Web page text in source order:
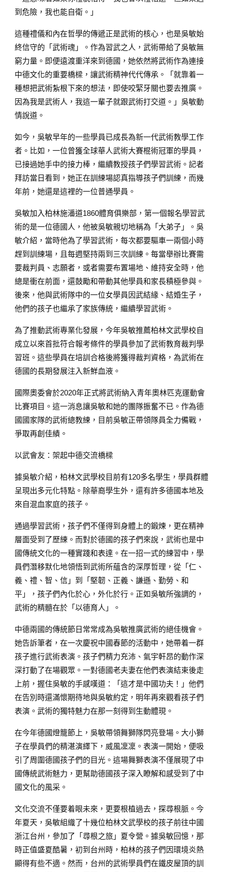
到危險，我也能自衛。」
這種禮儀和內在哲學的傳遞正是武術的核心，也是吳敏始
終信守的「武術魂」。作為習武之人，武術帶給了吳敏無
窮力量。即便遠渡重洋來到德國，她依然將武術作為連接
中德文化的重要橋樑，讓武術精神代代傳承。「就靠着一
種想把武術紮根下來的想法，即使咬緊牙關也要去推廣。
因為我是武術人，我這一輩子就跟武術打交道。」吳敏動
情說道。
如今，吳敏早年的一些學員已成長為新一代武術教學工作
者。比如，一位曾獲全球華人武術大賽棍術冠軍的學員，
已接過她手中的接力棒，繼續教授孩子們學習武術。記者
拜訪當日看到，她正在訓練場認真指導孩子們訓練，而幾
年前，她還是這裡的一位普通學員。
吳敏加入柏林施潘道1860體育俱樂部，第一個報名學習武
術的是一位德國人，他被吳敏親切地稱為「大弟子」。吳
敏介紹，當時他為了學習武術，每次都要驅車一兩個小時
趕到訓練場，且每週堅持兩到三次訓練。每當舉辦比賽需
要裁判員、志願者，或者需要布置場地、維持安全時，他
總是衝在前面，還鼓勵和帶動其他學員和家長積極參與。
後來，他與武術隊中的一位女學員因武結緣、結婚生子，
他們的孩子也繼承了家族傳統，繼續學習武術。
為了推動武術專業化發展，今年吳敏推薦柏林文武學校自
成立以來首批符合報考條件的學員參加了武術教育裁判學
習班。這些學員在培訓合格後將獲得裁判資格，為武術在
德國的長期發展注入新鮮血液。
國際奧委會於2020年正式將武術納入青年奧林匹克運動會
比賽項目。這一消息讓吳敏和她的團隊振奮不已。作為德
國國家隊的武術總教練，目前吳敏正帶領隊員全力備戰，
爭取再創佳績。
以武會友：架起中德交流橋樑
據吳敏介紹，柏林文武學校目前有120多名學生，學員群體
呈現出多元化特點。除華裔學生外，還有許多德國本地及
來自混血家庭的孩子。
通過學習武術，孩子們不僅得到身體上的鍛煉，更在精神
層面受到了歷練。而對於德國的孩子們來說，武術也是中
國傳統文化的一種實踐和表達。在一招一式的練習中，學
員們潛移默化地領悟到武術所蘊含的深厚哲理，從「仁、
義、禮、智、信」到「堅韌、正義、謙遜、勤勞、和
平」，孩子們內化於心，外化於行。正如吳敏所強調的，
武術的精髓在於「以德育人」。
中德兩國的傳統節日常常成為吳敏推廣武術的絕佳機會。
她告訴筆者，在一次慶祝中國春節的活動中，她帶着一群
孩子進行武術表演。孩子們精力充沛、氣宇軒昂的動作深
深打動了在場觀眾。一對德國老夫妻在他們表演結束後走
上前，握住吳敏的手感嘆道：「這才是中國功夫！」他們
在告別時還滿懷期待地與吳敏約定，明年再來觀看孩子們
表演。武術的獨特魅力在那一刻得到生動體現。
在今年德國燈籠節上，吳敏帶領舞獅隊閃亮登場。大小獅
子在學員們的精湛演繹下，威風凜凜。表演一開始，便吸
引了周圍德國孩子們的目光。這場舞獅表演不僅展現了中
國傳統武術魅力，更幫助德國孩子深入瞭解和感受到了中
國文化的風采。
文化交流不僅要着眼未來，更要根植過去，探尋根脈。今
年夏天，吳敏組織了十幾位柏林文武學校的孩子前往中國
浙江台州，參加了「尋根之旅」夏令營。據吳敏回憶，那
時正值盛夏酷暑，初到台州時，柏林的孩子們因環境炎熱
顯得有些不適。然而，台州的武術學員們在鐵皮屋頂的訓